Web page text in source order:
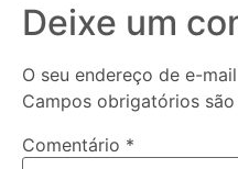
Deixe um
O seu endereço de e-
Campos obrigatórios
Comentário *